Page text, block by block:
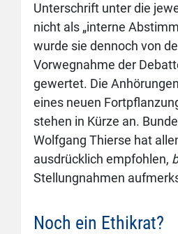
Unterschrift unter die
nicht als „interne
wurde sie dennoch von
Vorwegnahme der
gewertet. Die
eines neuen
stehen in Kürze an.
Wolfgang Thierse hat
ausdrücklich empfohlen,
Stellungnahmen
Noch ein Ethikrat?